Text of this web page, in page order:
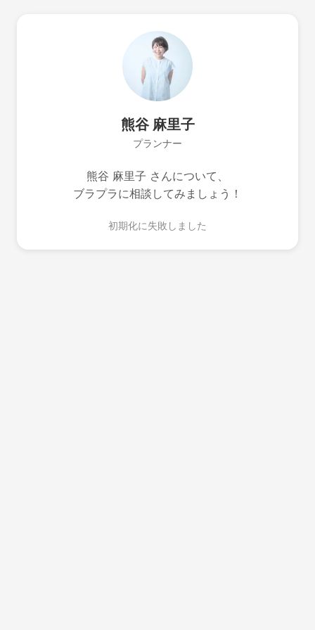
熊谷 麻里子
プランナー
熊谷 麻里子 さんについて、
ブラプラに相談してみましょう！
初期化に失敗しました